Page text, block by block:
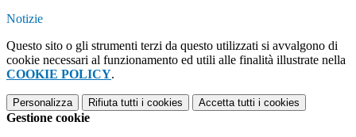
Notizie
Questo sito o gli strumenti terzi da questo utilizzati si avvalgono di
cookie necessari al funzionamento ed utili alle finalità illustrate nella
COOKIE POLICY.
Personalizza Rifiuta tutti i cookies Accetta tutti i cookies
Gestione cookie